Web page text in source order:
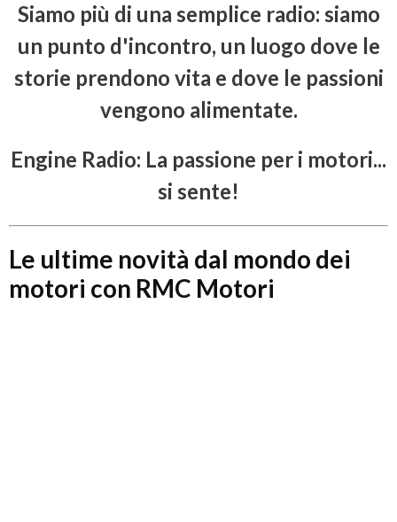
Siamo più di una semplice radio: siamo
un punto d'incontro, un luogo dove le
storie prendono vita e dove le passioni
vengono alimentate.
Engine Radio: La passione per i motori...
si sente!
Le ultime novità dal mondo dei
motori con RMC Motori